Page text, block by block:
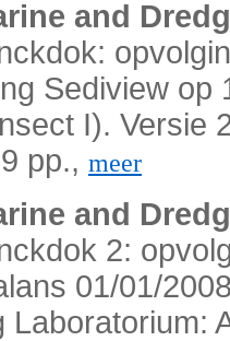
and
Sediview op
I). Versie
pp., meer
and
2:
01/01/
Laboratorium: